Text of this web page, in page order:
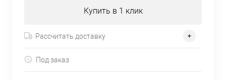
Купить в 1 клик
Рассчитать доставку
Под заказ